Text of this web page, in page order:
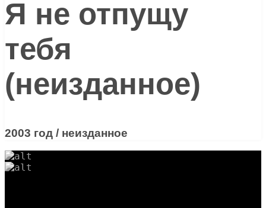
Я не отпущу
тебя
(неизданное)
2003 год / неизданное